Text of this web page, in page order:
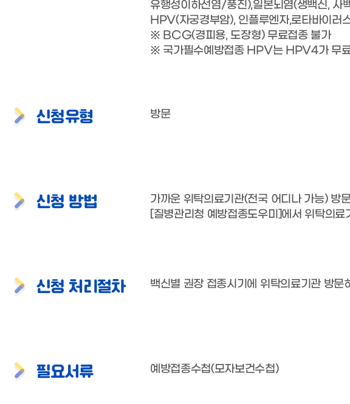
유행성이하선염/풍진),일본뇌염(생백신,
HPV(자궁경부암), 인플루엔자,로타바
※ BCG(경피용, 도장형) 무료접종 불가
※ 국가필수예방접종 HPV는 HPV4가 무
신청유형 방문
신청 방법
가까운 위탁의료기관(전국 어디나 가능) 방
[질병관리청 예방접종도우미]에서 위탁의료
신청 처리절차 백신별 권장 접종시기에 위탁의료기관 방문
필요서류 예방접종수첩(모자보건수첩)